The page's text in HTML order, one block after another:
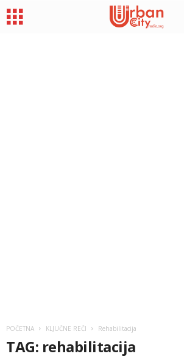
POČETNA KLJUČNE REČI Rehabilitacija
TAG: rehabilitacija